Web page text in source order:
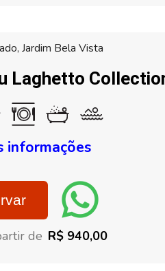
Jardim Bela Vista
Laghetto
informações
de R$ 940,00